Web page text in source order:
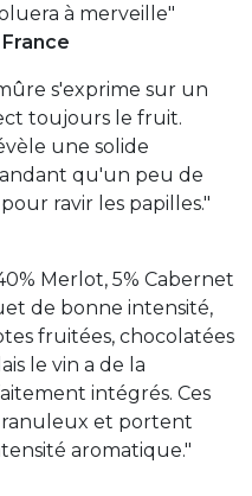
à merveille"
s'exprime sur un
toujours le fruit.
une solide
qu'un peu de
ravir les papilles."
Merlot, 5% Cabernet
de bonne intensité,
fruitées, chocolatées
le vin a de la
intégrés. Ces
et portent
aromatique."